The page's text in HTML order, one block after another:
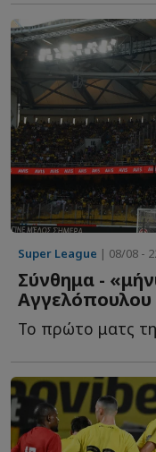
Super League | 08/08 -
Σύνθημα -